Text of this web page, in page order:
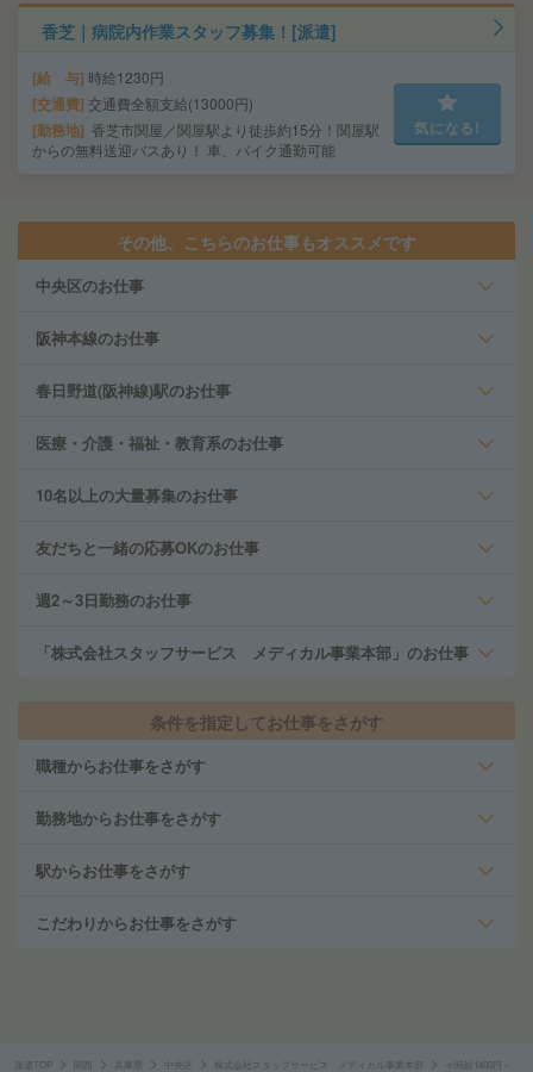
香芝｜病院内作業スタッフ募集！[派遣]
給 与 時給1230円
交通費 交通費全額支給(13000円)
勤務地 香芝市関屋／関屋駅より徒歩約15分！関屋駅
からの無料送迎バスあり！ 車、バイク通勤可能
気になる!
その他、こちらのお仕事もオススメです
中央区のお仕事
阪神本線のお仕事
春日野道(阪神線)駅のお仕事
医療・介護・福祉・教育系のお仕事
10名以上の大量募集のお仕事
友だちと一緒の応募OKのお仕事
週2～3日勤務のお仕事
「株式会社スタッフサービス メディカル事業本部」のお仕事
条件を指定してお仕事をさがす
職種からお仕事をさがす
勤務地からお仕事をさがす
駅からお仕事をさがす
こだわりからお仕事をさがす
派遣TOP 関西 兵庫県 中央区 株式会社スタッフサービス メディカル事業本部 ≪時給1400円～